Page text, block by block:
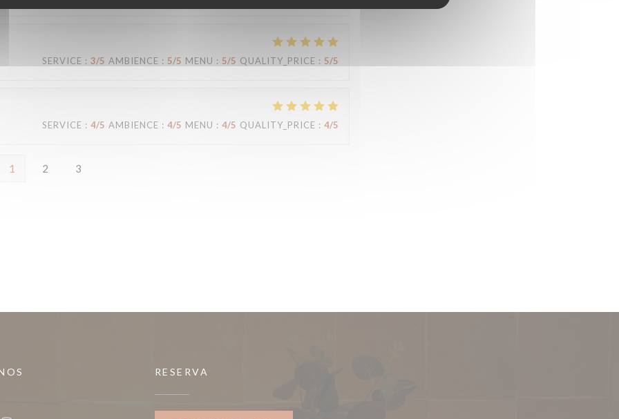
SERVICE : 3/5 AMBIENCE : 5/5 MENU : 5/5 QUALITY_PRICE : 5/5
SERVICE : 4/5 AMBIENCE : 4/5 MENU : 4/5 QUALITY_PRICE : 4/5
1 2 3
RESERVA